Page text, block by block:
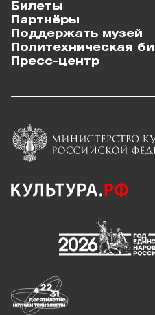
Билеты
Партнёры
Поддержать музей
Политехническая
Пресс-центр